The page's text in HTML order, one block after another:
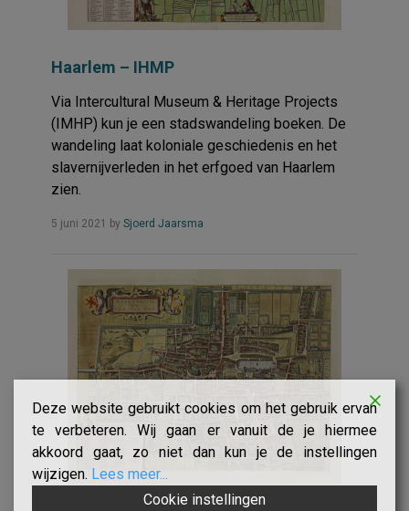
Haarlem – IHMP
Via Intercultural Museum & Heritage Projects
(IMHP) kun je een stadswandeling boeken. De
wandeling laat koloniale geschiedenis en het
slavernijverleden in het erfgoed van Haarlem
zien.
5 juni 2021 by Sjoerd JaarsmaRead
Deze website gebruikt cookies om het gebruik ervan
te verbeteren. Wij gaan er vanuit de je hiermee
akkoord gaat, zo niet dan kun je de instellingen
wijzigen. Lees meer...
Cookie instellingen